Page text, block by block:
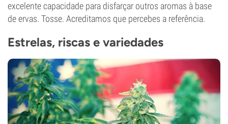
excelente capacidade para disfarçar outros aromas à base
de ervas. Tosse. Acreditamos que percebes a referência.
Estrelas, riscas e variedades